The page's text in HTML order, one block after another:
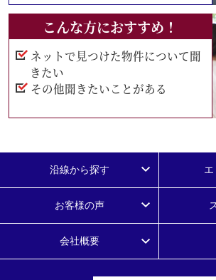
こんな方におすすめ！
ネットで見つけた物件について聞
きたい
その他聞きたいことがある
沿線から探す
お客様の声
会社概要